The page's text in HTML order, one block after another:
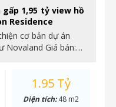
gấp 1,95 tỷ view hồ
Residence
cơ bản dự án
Novaland Giá bán:…
1.95 Tỷ
Diện tích:48 m2